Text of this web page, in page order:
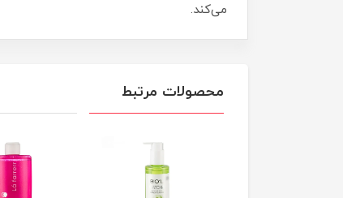
می‌کند.
محصولات مرتبط